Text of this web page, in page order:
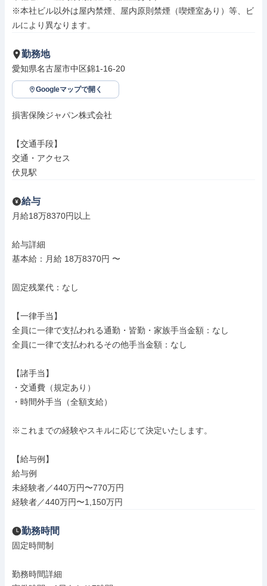
※本社ビル以外は屋内禁煙、屋内原則禁煙（喫煙室あり）等、ビ
ルにより異なります。
勤務地
愛知県名古屋市中区錦1-16-20
Googleマップで開く
損害保険ジャパン株式会社
【交通手段】
交通・アクセス
伏見駅
給与
月給18万8370円以上
給与詳細
基本給：月給 18万8370円 〜
固定残業代：なし
【一律手当】
全員に一律で支払われる通勤・皆勤・家族手当金額：なし
全員に一律で支払われるその他手当金額：なし
【諸手当】
・交通費（規定あり）
・時間外手当（全額支給）
※これまでの経験やスキルに応じて決定いたします。
【給与例】
給与例
未経験者／440万円〜770万円
経験者／440万円〜1,150万円
勤務時間
固定時間制
勤務時間詳細